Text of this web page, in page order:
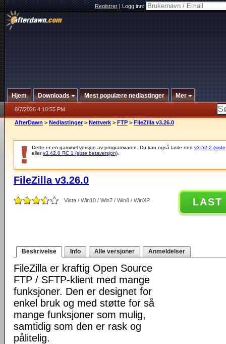
Registrer|Logg inn:
Hjem Downloads Mest populære nedlastinger Mer
8/7/2026 4:10:55 PM
AfterDawn > Nedlastinger > Nettverk > FTP > FileZilla v3.26.0
Dette er en gammel versjon av programvaren. Du kan også laste ned v3.52.2
ellerv3.42.0 RC 1 (siste betaversjon)
FileZilla v3.26.0
Vista / Win10 / Win7 / Win8 / WinXP LAST
Beskrivelse Info Alle versjoner Anmeldelser
FileZilla er kraftig Open Source
FTP / SFTP-klient med mange
funksjoner. Den er designet for
enkel bruk og med støtte for så
mange funksjoner som mulig,
samtidig som den er rask og
pålitelig.